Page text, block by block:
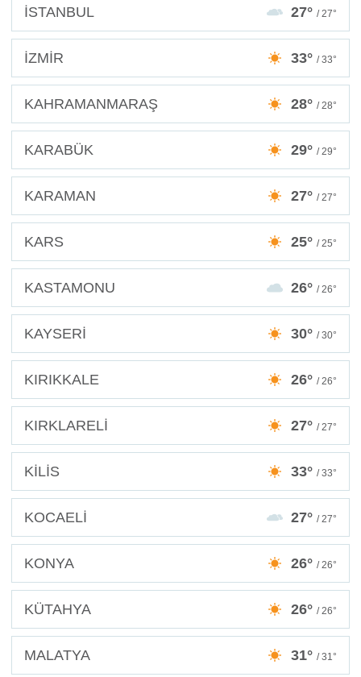
İSTANBUL 27° / 27°
İZMİR 33° / 33°
KAHRAMANMARAŞ 28° / 28°
KARABÜK 29° / 29°
KARAMAN 27° / 27°
KARS 25° / 25°
KASTAMONU 26° / 26°
KAYSERİ 30° / 30°
KIRIKKALE 26° / 26°
KIRKLARELİ 27° / 27°
KİLİS 33° / 33°
KOCAELİ 27° / 27°
KONYA 26° / 26°
KÜTAHYA 26° / 26°
MALATYA 31° / 31°